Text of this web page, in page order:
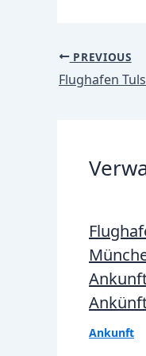
Post
navigation
PREVIOUS
Flughafen
Ankunft